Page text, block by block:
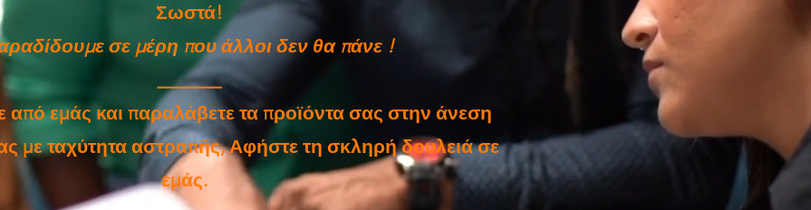
Σωστά!
σε μέρη που άλλοι δεν θα πάνε !
_______
από εμάς και παραλάβετε τα προϊόντα σας στην άνεση
με ταχύτητα αστραπής, Αφήστε τη σκληρή δουλειά σε
εμάς.